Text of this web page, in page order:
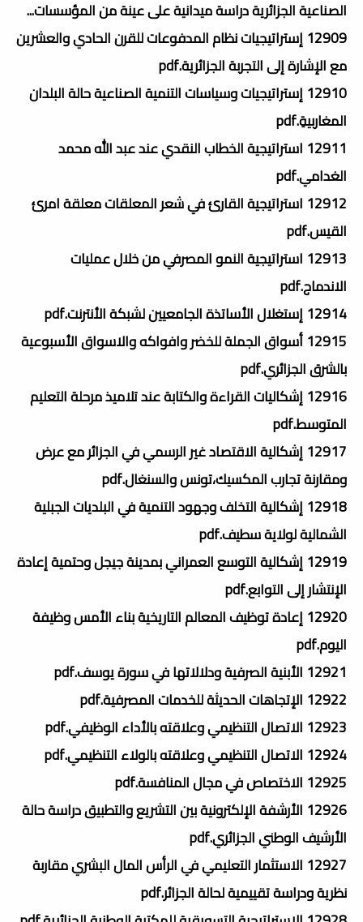
الصناعية الجزائرية دراسة ميدانية على عينة من المؤسسات...
12909 إستراتيجيات نظام المدفوعات للقرن الحادي والعشرين
مع الإشارة إلى التجربة الجزائرية.pdf
12910 إستراتيجيات وسياسات التنمية الصناعية حالة البلدان
المغاربيةِ.pdf
12911 استراتيجية الخطاب النقدي عند عبد الله محمد
الغدامي.pdf
12912 استراتيجية القارئ في شعر المعلقات معلقة امرئ
القيس.pdf
12913 استراتيجية النمو المصرفي من خلال عمليات
الاندماج.pdf
12914 إستغلال الأساتذة الجامعيين لشبكة الأنترنت.pdf
12915 أسواق الجملة للخضر وافواكه والاسواق الأسبوعية
بالشرق الجزائري.pdf
12916 إشكاليات القراءة والكتابة عند تلاميذ مرحلة التعليم
المتوسط.pdf
12917 إشكالية الاقتصاد غير الرسمي في الجزائر مع عرض
ومقارنة تجارب المكسيك،تونس والسنغال.pdf
12918 إشكالية التخلف وجهود التنمية في البلديات الجبلية
الشمالية لولاية سطيف.pdf
12919 إشكالية التوسع العمراني بمدينة جيجل وحتمية إعادة
الإنتشار إلى التوابع.pdf
12920 إعادة توظيف المعالم التاريخية بناء الأمس وظيفة
اليوم.pdf
12921 الأبنية الصرفية ودلالاتها في سورة يوسف.pdf
12922 الإتجاهات الحديثة للخدمات المصرفية.pdf
12923 الاتصال التنظيمي وعلاقته بالأداء الوظيفي.pdf
12924 الاتصال التنظيمي وعلاقته بالولاء التنظيمي.pdf
12925 الاختصاص في مجال المنافسة.pdf
12926 الأرشفة الإلكترونية بين التشريع والتطبيق دراسة حالة
الأرشيف الوطني الجزائري.pdf
12927 الاستثمار التعليمي في الرأس المال البشري مقاربة
نظرية ودراسة تقييمية لحالة الجزائر.pdf